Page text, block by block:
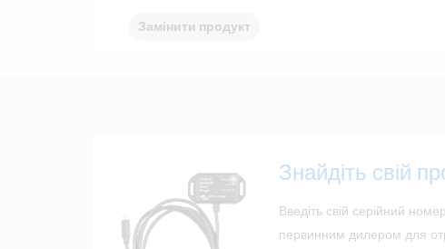
Замінити продукт
Знайдіть свій
Введіть свій серійний
первинним дилером для